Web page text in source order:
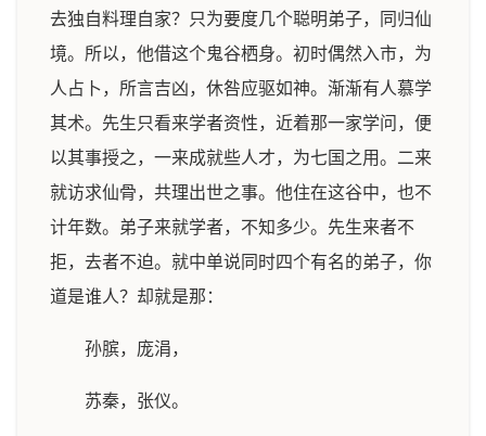
去独自料理自家？只为要度几个聪明弟子，同归仙
境。所以，他借这个鬼谷栖身。初时偶然入市，为
人占卜，所言吉凶，休咎应驱如神。渐渐有人慕学
其术。先生只看来学者资性，近着那一家学问，便
以其事授之，一来成就些人才，为七国之用。二来
就访求仙骨，共理出世之事。他住在这谷中，也不
计年数。弟子来就学者，不知多少。先生来者不
拒，去者不迫。就中单说同时四个有名的弟子，你
道是谁人？却就是那：
孙膑，庞涓，
苏秦，张仪。